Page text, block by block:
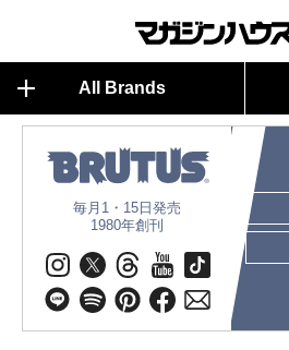
All Brands
毎月1・15日発売
1980年創刊